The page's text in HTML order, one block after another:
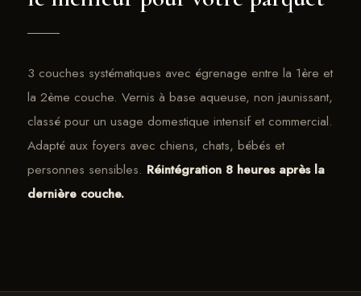
3 couches systématiques avec égrenage entre la 1ère et
la 2ème couche. Vernis à base aqueuse, non jaunissant,
classé pour un usage domestique intensif et commercial.
Adapté aux foyers avec chiens, chats, bébés et
personnes sensibles. Réintégration 8 heures après la
dernière couche.